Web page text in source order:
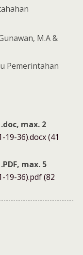
M.A &
Pemerintahan
max. 2
19-36).docx (41
max. 5
19-36).pdf (82